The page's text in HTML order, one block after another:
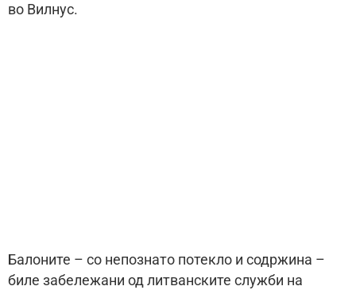
во Вилнус.
Балоните – со непознато потекло и содржина –
биле забележани од литванските служби на